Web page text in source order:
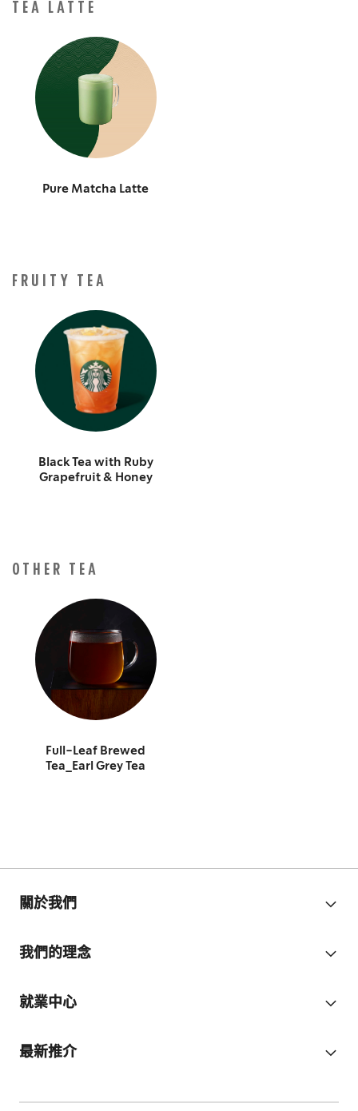
TEA LATTE
Pure Matcha Latte
FRUITY TEA
Black Tea with Ruby
Grapefruit & Honey
OTHER TEA
Full-Leaf Brewed
Tea_Earl Grey Tea
關於我們
我們的理念
就業中心
最新推介